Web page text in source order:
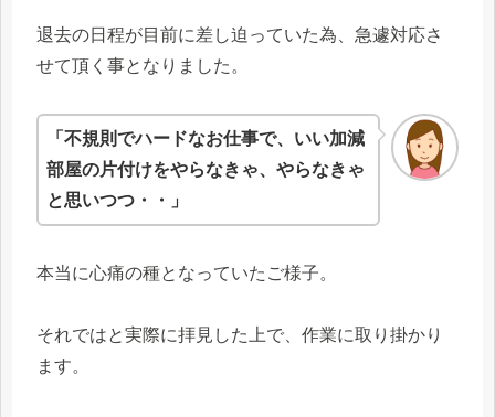
退去の日程が目前に差し迫っていた為、急遽対応さ
せて頂く事となりました。
「不規則でハードなお仕事で、いい加減
部屋の片付けをやらなきゃ、やらなきゃ
と思いつつ・・」
本当に心痛の種となっていたご様子。
それではと実際に拝見した上で、作業に取り掛かり
ます。